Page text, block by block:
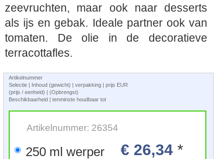
zeevruchten, maar ook naar desserts
als ijs en gebak. Ideale partner ook van
tomaten. De olie in de decoratieve
terracottafles.
Artikelnummer
Selectie | Inhoud (gewicht) | verpakking | prijs EUR
(prijs / eenheid) | (Opbrengst)
Beschikbaarheid | tenminste houdbaar tot
Artikelnummer: 26354
250 ml werper € 26,34*